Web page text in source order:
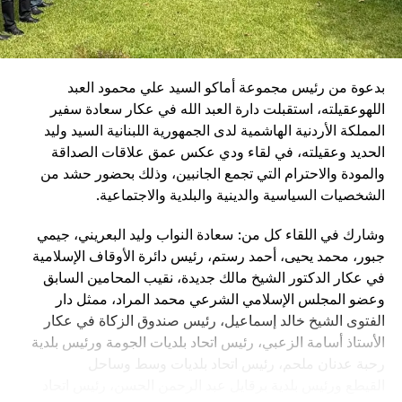
دعم المؤسسات الإنسانية التي تؤدي رسالة وطنية نبيلة وفي
مقدمتها الصليب الأحمر اللبناني.
بدعوة من رئيس مجموعة أماكو السيد علي محمود العبد
اللهوعقيلته، استقبلت دارة العبد الله في عكار سعادة سفير
المملكة الأردنية الهاشمية لدى الجمهورية اللبنانية السيد وليد
الحديد وعقيلته، في لقاء ودي عكس عمق علاقات الصداقة
والمودة والاحترام التي تجمع الجانبين، وذلك بحضور حشد من
الشخصيات السياسية والدينية والبلدية والاجتماعية.
وشارك في اللقاء كل من: سعادة النواب وليد البعريني، جيمي
جبور، محمد يحيى، أحمد رستم، رئيس دائرة الأوقاف الإسلامية
في عكار الدكتور الشيخ مالك جديدة، نقيب المحامين السابق
وعضو المجلس الإسلامي الشرعي محمد المراد، ممثل دار
الفتوى الشيخ خالد إسماعيل، رئيس صندوق الزكاة في عكار
الأستاذ أسامة الزعبي، رئيس اتحاد بلديات الجومة ورئيس بلدية
رحبة عدنان ملحم، رئيس اتحاد بلديات وسط وساحل